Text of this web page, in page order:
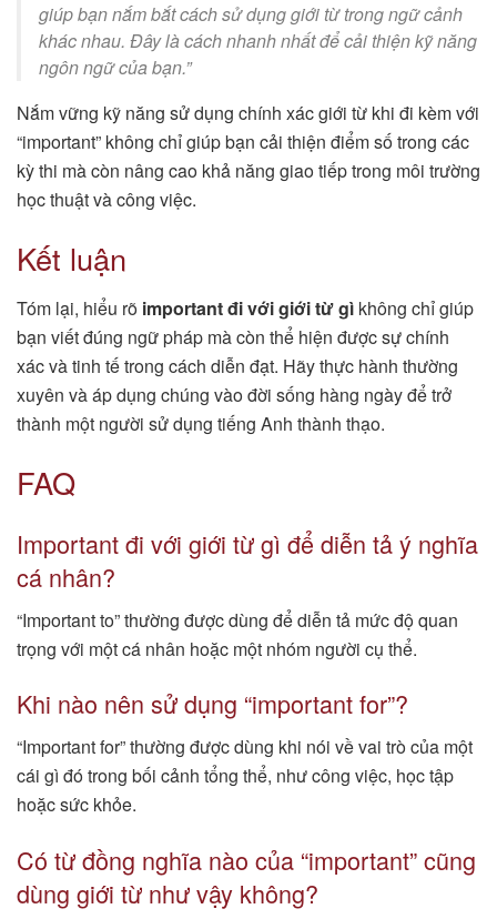
giúp bạn nắm bắt cách sử dụng giới từ trong ngữ cảnh
khác nhau. Đây là cách nhanh nhất để cải thiện kỹ năng
ngôn ngữ của bạn.”
Nắm vững kỹ năng sử dụng chính xác giới từ khi đi kèm với
“important” không chỉ giúp bạn cải thiện điểm số trong các
kỳ thi mà còn nâng cao khả năng giao tiếp trong môi trường
học thuật và công việc.
Kết luận
Tóm lại, hiểu rõ important đi với giới từ gì không chỉ giúp
bạn viết đúng ngữ pháp mà còn thể hiện được sự chính
xác và tinh tế trong cách diễn đạt. Hãy thực hành thường
xuyên và áp dụng chúng vào đời sống hàng ngày để trở
thành một người sử dụng tiếng Anh thành thạo.
FAQ
Important đi với giới từ gì để diễn tả ý nghĩa
cá nhân?
“Important to” thường được dùng để diễn tả mức độ quan
trọng với một cá nhân hoặc một nhóm người cụ thể.
Khi nào nên sử dụng “important for”?
“Important for” thường được dùng khi nói về vai trò của một
cái gì đó trong bối cảnh tổng thể, như công việc, học tập
hoặc sức khỏe.
Có từ đồng nghĩa nào của “important” cũng
dùng giới từ như vậy không?